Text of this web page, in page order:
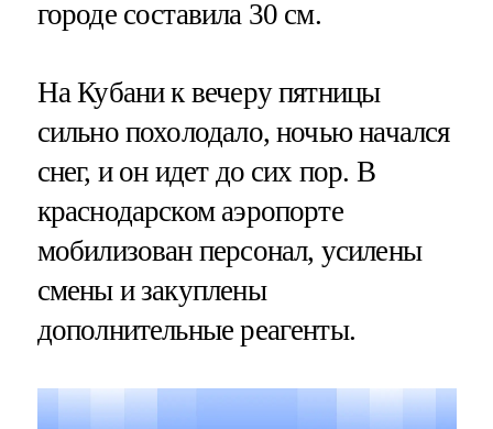
городе составила 30 см.
На Кубани к вечеру пятницы
сильно похолодало, ночью начался
снег, и он идет до сих пор. В
краснодарском аэропорте
мобилизован персонал, усилены
смены и закуплены
дополнительные реагенты.